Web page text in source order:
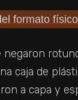
caja de
a capa y